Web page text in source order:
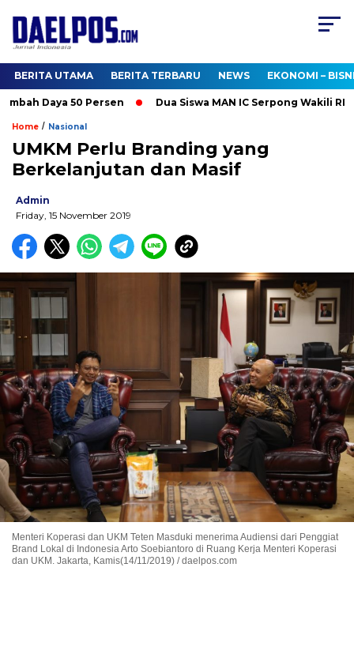
BERITA UTAMA BERITA TERBARU NEWS EKONOMI –
Daya 50 Persen Dua Siswa MAN IC Serpong Wakili RI di
Home / Nasional
UMKM Perlu Branding yang
Berkelanjutan dan Masif
Admin
Friday, 15 November 2019
Menteri Koperasi dan UKM Teten Masduki menerima Audiensi dari Penggiat
Brand Lokal di Indonesia Arto Soebiantoro di Ruang Kerja Menteri Koperasi
dan UKM. Jakarta, Kamis(14/11/2019) / daelpos.com